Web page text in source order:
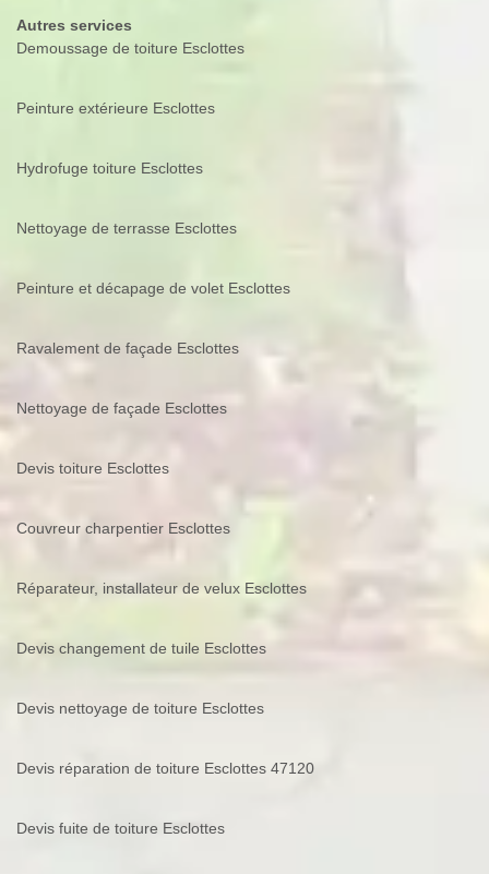
Autres services
Demoussage de toiture Esclottes
Peinture extérieure Esclottes
Hydrofuge toiture Esclottes
Nettoyage de terrasse Esclottes
Peinture et décapage de volet Esclottes
Ravalement de façade Esclottes
Nettoyage de façade Esclottes
Devis toiture Esclottes
Couvreur charpentier Esclottes
Réparateur, installateur de velux Esclottes
Devis changement de tuile Esclottes
Devis nettoyage de toiture Esclottes
Devis réparation de toiture Esclottes 47120
Devis fuite de toiture Esclottes